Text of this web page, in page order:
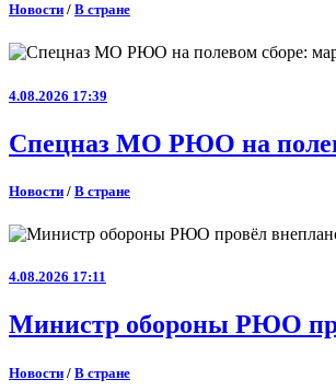
Новости / В стране
4.08.2026 17:39
Спецназ МО РЮО на
Новости / В стране
4.08.2026 17:11
Министр обороны РЮО
Новости / В стране